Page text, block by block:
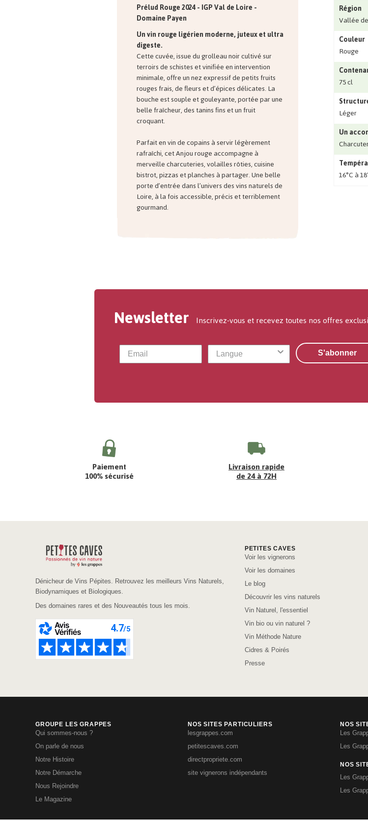
Prélud Rouge 2024 - IGP Val de Loire -
Domaine Payen
Un vin rouge ligérien moderne, juteux et ultra
digeste.
Cette cuvée, issue du grolleau noir cultivé sur
terroirs de schistes et vinifiée en intervention
minimale, offre un nez expressif de petits fruits
rouges frais, de fleurs et d’épices délicates. La
bouche est souple et gouleyante, portée par une
belle fraîcheur, des tanins fins et un fruit
croquant.
Parfait en vin de copains à servir légèrement
rafraîchi, cet Anjou rouge accompagne à
merveille charcuteries, volailles rôties, cuisine
bistrot, pizzas et planches à partager. Une belle
porte d’entrée dans l’univers des vins naturels de
Loire, à la fois accessible, précis et terriblement
gourmand.
Région
Vallée
Couleur
Rouge
75 cl
Léger
Un
16°C à
Newsletter Inscrivez-vous et recevez toutes nos offres
S'abonner
Paiement
100% sécurisé
Livraison rapide
de 24 à 72H
Dénicheur de Vins Pépites. Retrouvez les meilleurs Vins Naturels,
Biodynamiques et Biologiques.
Des domaines rares et des Nouveautés tous les mois.
PETITES CAVES
Voir les vignerons
Voir les domaines
Le blog
Découvrir les vins naturels
Vin Naturel, l'essentiel
Vin bio ou vin naturel ?
Vin Méthode Nature
Cidres & Poirés
Presse
GROUPE LES GRAPPES
Qui sommes-nous ?
On parle de nous
Notre Histoire
Notre Démarche
Nous Rejoindre
Le Magazine
NOS SITES PARTICULIERS
lesgrappes.com
petitescaves.com
directpropriete.com
site vignerons indépendants
NOS
Les
Les
NOS
Les
Les